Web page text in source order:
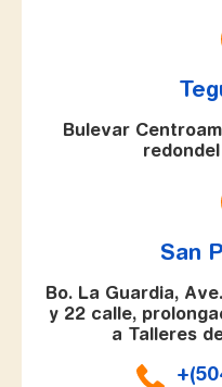
Bulevar
San
Bo. La Guardia,
y 22 calle,
a Talleres